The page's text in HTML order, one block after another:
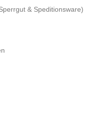
& Speditionsware)